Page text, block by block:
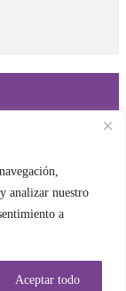
analizar nuestro
a
Aceptar todo